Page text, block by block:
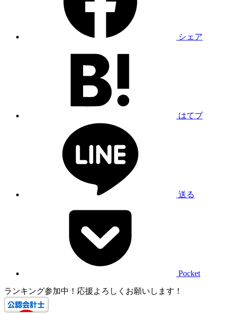
シェア
はてブ
送る
Pocket
ランキング参加中！応援よろしくお願いします！